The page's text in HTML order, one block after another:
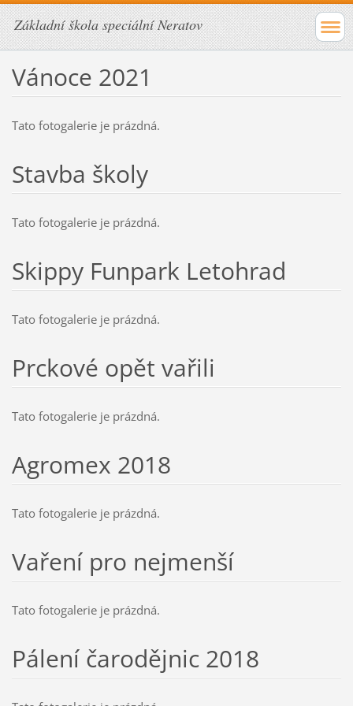
Základní škola speciální Neratov
Vánoce 2021
Tato fotogalerie je prázdná.
Stavba školy
Tato fotogalerie je prázdná.
Skippy Funpark Letohrad
Tato fotogalerie je prázdná.
Prckové opět vařili
Tato fotogalerie je prázdná.
Agromex 2018
Tato fotogalerie je prázdná.
Vaření pro nejmenší
Tato fotogalerie je prázdná.
Pálení čarodějnic 2018